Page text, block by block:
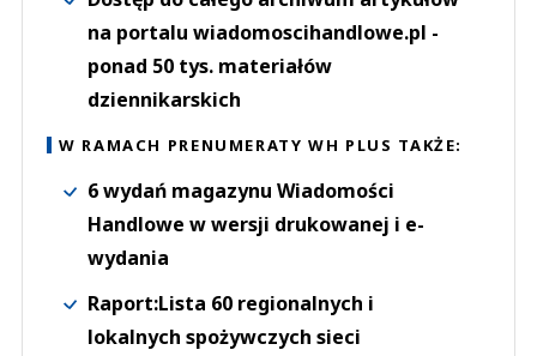
na portalu wiadomoscihandlowe.pl -
ponad 50 tys. materiałów
dziennikarskich
W RAMACH PRENUMERATY WH PLUS TAKŻE:
6 wydań magazynu Wiadomości
Handlowe w wersji drukowanej i e-
wydania
Raport:Lista 60 regionalnych i
lokalnych spożywczych sieci